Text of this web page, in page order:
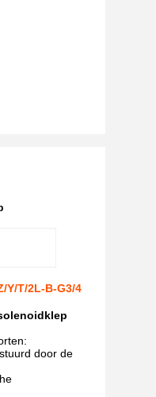
T/2L-B-G3/4
door de